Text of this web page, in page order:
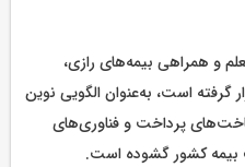
و همراهی بیمه‌های رازی،
است، به‌عنوان الگویی نوین
پرداخت و فناوری‌های
بیمه کشور گشوده است.